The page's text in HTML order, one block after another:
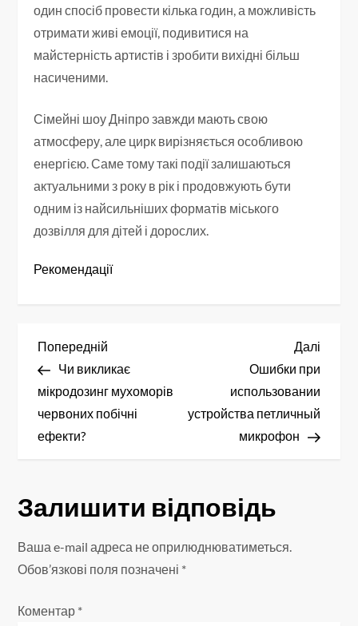
один спосіб провести кілька годин, а можливість
отримати живі емоції, подивитися на
майстерність артистів і зробити вихідні більш
насиченими.
Сімейні шоу Дніпро завжди мають свою
атмосферу, але цирк вирізняється особливою
енергією. Саме тому такі події залишаються
актуальними з року в рік і продовжують бути
одним із найсильніших форматів міського
дозвілля для дітей і дорослих.
Рекомендації
Н
а
в
а
ц
Попередній
запис
Попередній
Чи викликає
мікродозинг мухоморів
червоних побічні
ефекти?
запис
Далі
Ошибки при
использовании
устройства петличный
микрофон
Залишити відповідь
Ваша e-mail адреса не оприлюднюватиметься.
Обов’язкові поля позначені *
Коментар *